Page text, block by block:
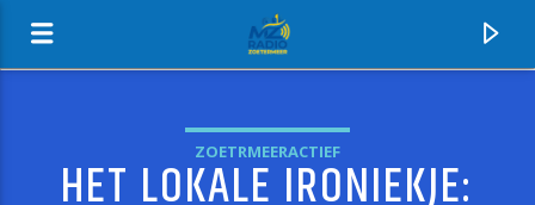
MZ-RADIO
ZOETRMEERACTIEF
HET LOKALE IRONIEKJE: